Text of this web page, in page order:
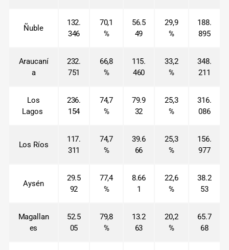
Ñuble
132.
346
70,1
%
56.5
49
29,9
%
188.
895
Araucaní
a
232.
751
66,8
%
115.
460
33,2
%
348.
211
Los
Lagos
236.
154
74,7
%
79.9
32
25,3
%
316.
086
Los Ríos
117.
311
74,7
%
39.6
66
25,3
%
156.
977
Aysén
29.5
92
77,4
%
8.66
1
22,6
%
38.2
53
Magallan
es
52.5
05
79,8
%
13.2
63
20,2
%
65.7
68